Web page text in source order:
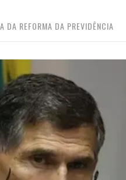
DA REFORMA DA PREVIDÊNCIA